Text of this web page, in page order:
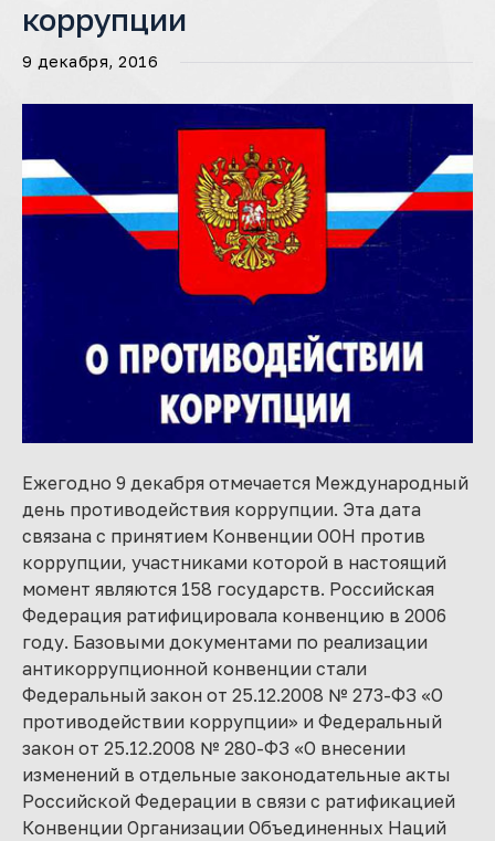
коррупции
9 декабря, 2016
Ежегодно 9 декабря отмечается Международный
день противодействия коррупции. Эта дата
связана с принятием Конвенции ООН против
коррупции, участниками которой в настоящий
момент являются 158 государств. Российская
Федерация ратифицировала конвенцию в 2006
году. Базовыми документами по реализации
антикоррупционной конвенции стали
Федеральный закон от 25.12.2008 № 273-ФЗ «О
противодействии коррупции» и Федеральный
закон от 25.12.2008 № 280-ФЗ «О внесении
изменений в отдельные законодательные акты
Российской Федерации в связи с ратификацией
Конвенции Организации Объединенных Наций